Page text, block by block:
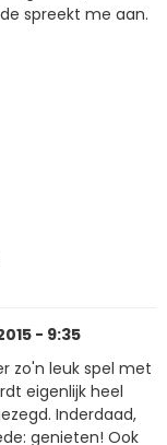
spreekt me aan.
- 9:35
zo'n leuk spel met
eigenlijk heel
Inderdaad,
genieten! Ook